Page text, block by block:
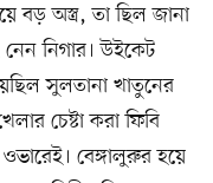
বড় অস্ত্র, তা ছিল জানা
নিগার। উইকেট
সুলতানা খাতুনের
চেষ্টা করা ফিবি
ওভারেই। বেঙ্গালুরুর হয়ে